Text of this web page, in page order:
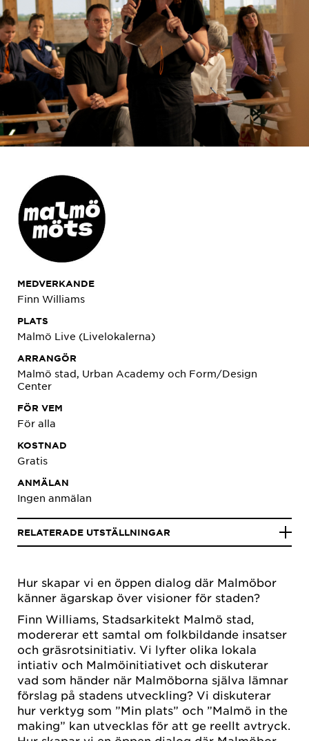
Hur skapar vi en öppen dialog där Malmöbor
känner ägarskap över visioner för staden?
Finn Williams, Stadsarkitekt Malmö stad,
modererar ett samtal om folkbildande insatser
och gräsrotsinitiativ. Vi lyfter olika lokala
intiativ och Malmöinitiativet och diskuterar
vad som händer när Malmöborna själva lämnar
förslag på stadens utveckling? Vi diskuterar
hur verktyg som ”Min plats” och ”Malmö in the
making” kan utvecklas för att ge reellt avtryck.
MEDVERKANDE
Finn Williams
PLATS
Malmö Live (Livelokalerna)
ARRANGÖR
Malmö stad, Urban Academy och Form/Design
Center
FÖR VEM
För alla
KOSTNAD
Gratis
ANMÄLAN
Ingen anmälan
RELATERADE UTSTÄLLNINGAR